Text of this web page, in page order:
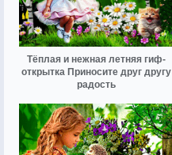
Тёплая и нежная летняя гиф-
открытка Приносите друг другу
радость